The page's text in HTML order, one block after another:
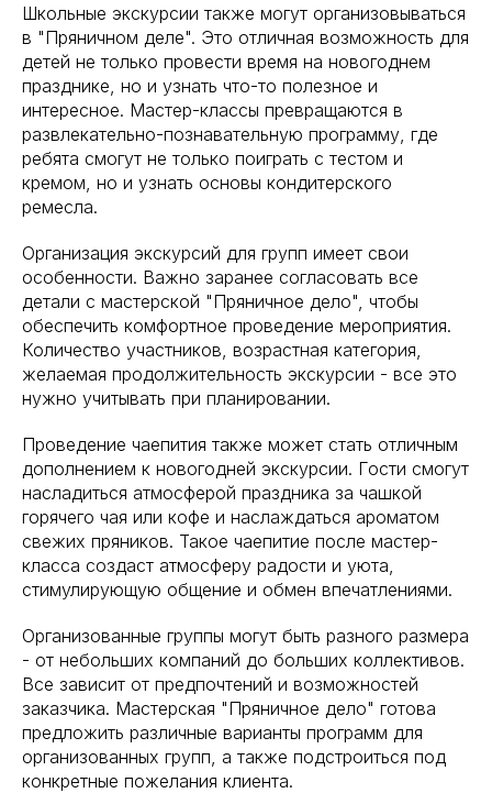
Школьные экскурсии также могут организовываться
в "Пряничном деле". Это отличная возможность для
детей не только провести время на новогоднем
празднике, но и узнать что-то полезное и
интересное. Мастер-классы превращаются в
развлекательно-познавательную программу, где
ребята смогут не только поиграть с тестом и
кремом, но и узнать основы кондитерского
ремесла.
Организация экскурсий для групп имеет свои
особенности. Важно заранее согласовать все
детали с мастерской "Пряничное дело", чтобы
обеспечить комфортное проведение мероприятия.
Количество участников, возрастная категория,
желаемая продолжительность экскурсии - все это
нужно учитывать при планировании.
Проведение чаепития также может стать отличным
дополнением к новогодней экскурсии. Гости смогут
насладиться атмосферой праздника за чашкой
горячего чая или кофе и наслаждаться ароматом
свежих пряников. Такое чаепитие после мастер-
класса создаст атмосферу радости и уюта,
стимулирующую общение и обмен впечатлениями.
Организованные группы могут быть разного размера
- от небольших компаний до больших коллективов.
Все зависит от предпочтений и возможностей
заказчика. Мастерская "Пряничное дело" готова
предложить различные варианты программ для
организованных групп, а также подстроиться под
конкретные пожелания клиента.